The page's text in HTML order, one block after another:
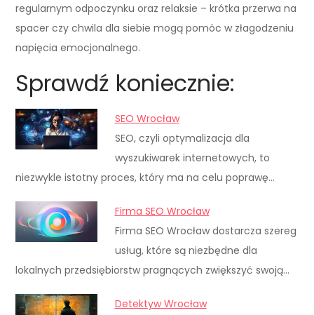
regularnym odpoczynku oraz relaksie – krótka przerwa na
spacer czy chwila dla siebie mogą pomóc w złagodzeniu
napięcia emocjonalnego.
Sprawdź koniecznie:
SEO Wrocław
SEO, czyli optymalizacja dla
wyszukiwarek internetowych, to
niezwykle istotny proces, który ma na celu poprawę…
Firma SEO Wrocław
Firma SEO Wrocław dostarcza szereg
usług, które są niezbędne dla
lokalnych przedsiębiorstw pragnących zwiększyć swoją…
Detektyw Wrocław